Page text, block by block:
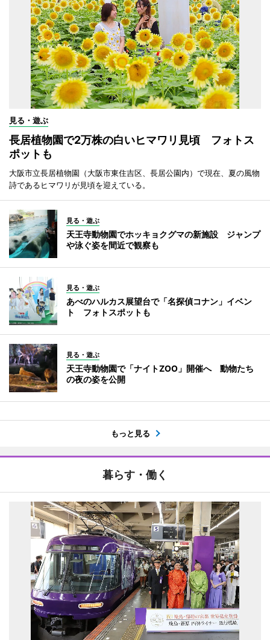
見る・遊ぶ
長居植物園で2万株の白いヒマワリ見頃 フォトス
ポットも
大阪市立長居植物園（大阪市東住吉区、長居公園内）で現在、夏の風物
詩であるヒマワリが見頃を迎えている。
見る・遊ぶ
天王寺動物園でホッキョクグマの新施設 ジャンプ
や泳ぐ姿を間近で観察も
見る・遊ぶ
あべのハルカス展望台で「名探偵コナン」イベン
ト フォトスポットも
見る・遊ぶ
天王寺動物園で「ナイトZOO」開催へ 動物たち
の夜の姿を公開
もっと見る
暮らす・働く